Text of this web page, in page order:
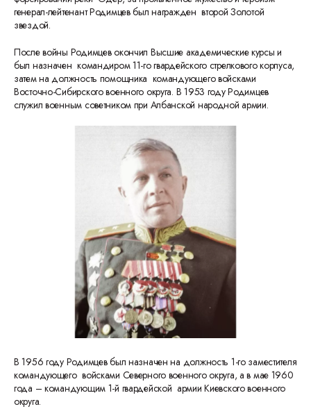
генерал-лейтенант Родимцев был награжден второй Золотой
звездой.
После войны Родимцев окончил Высшие академические курсы и
был назначен командиром 11-го гвардейского стрелкового корпуса,
затем на должность помощника командующего войсками
Восточно-Сибирского военного округа. В 1953 году Родимцев
служил военным советником при Албанской народной армии.
В 1956 году Родимцев был назначен на должность 1-го заместителя
командующего войсками Северного военного округа, а в мае 1960
года – командующим 1-й гвардейской армии Киевского военного
округа.